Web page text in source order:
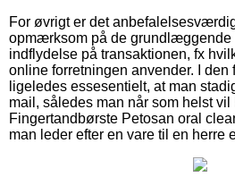
For øvrigt er det
opmærksom på de grundlæggende
indflydelse på transaktionen, fx
online forretningen anvender. I den
ligeledes essesentielt, at man
mail, således man når som helst
Fingertandbørste Petosan oral
man leder efter en vare til en herre